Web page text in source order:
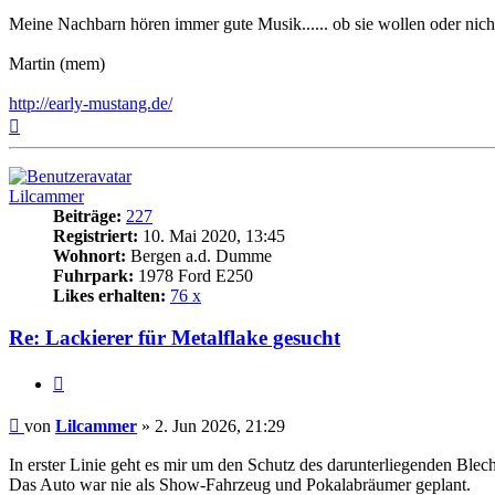
Meine Nachbarn hören immer gute Musik...... ob sie wollen oder
Martin (mem)
http://early-mustang.de/
Lilcammer
Beiträge: 227
Registriert: 10. Mai 2020, 13:45
Wohnort: Bergen a.d. Dumme
Fuhrpark: 1978 Ford E250
Likes erhalten: 76 x
Re: Lackierer für Metalflake gesucht
Beitrag
von Lilcammer » 2. Jun 2026, 21:29
In erster Linie geht es mir um den Schutz des darunterliegenden
Das Auto war nie als Show-Fahrzeug und Pokalabräumer geplant.